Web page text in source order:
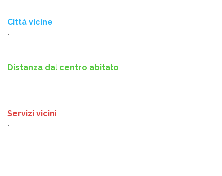
Città vicine
-
Distanza dal centro abitato
-
Servizi vicini
-